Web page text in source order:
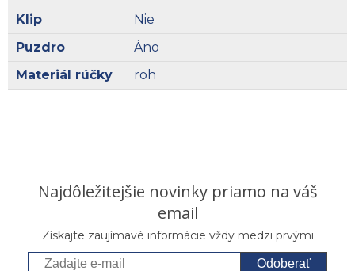
Klip
Nie
Puzdro
Áno
Materiál rúčky
roh
Najdôležitejšie novinky priamo na váš
email
Získajte zaujímavé informácie vždy medzi prvými
Odoberať